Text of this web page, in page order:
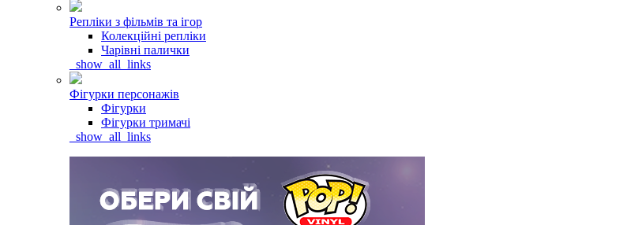
Репліки з фільмів та ігор
Колекційні репліки
Чарівні палички
_show_all_links
Фігурки персонажів
Фігурки
Фігурки тримачі
_show_all_links